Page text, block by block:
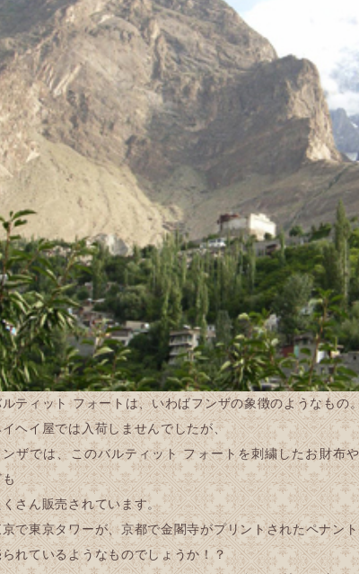
ルティット フォートは、いわばフンザの象徴のようなもの
イヘイ屋では入荷しませんでしたが、
ンザでは、このバルティット フォートを刺繍したお財布
も
くさん販売されています。
京で東京タワーが、京都で金閣寺がプリントされたペナン
られているようなものでしょうか！？